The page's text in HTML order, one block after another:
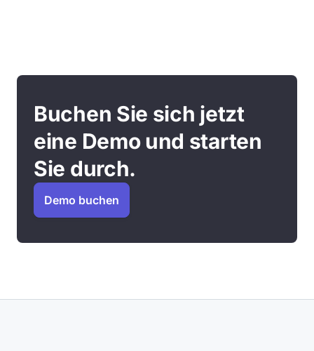
Buchen Sie sich jetzt
eine Demo und starten
Sie durch.
Demo buchen